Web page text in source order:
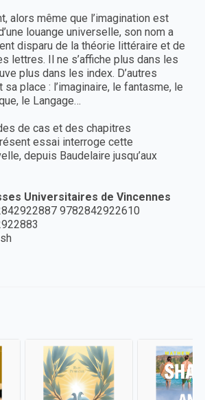
alors même que l’imagination est
louange universelle, son nom a
disparu de la théorie littéraire et de
lettres. Il ne s’affiche plus dans les
plus dans les index. D’autres
place : l’imaginaire, le fantasme, le
le Langage…
de cas et des chapitres
essai interroge cette
depuis Baudelaire jusqu’aux
Universitaires de Vincennes
9782842922610